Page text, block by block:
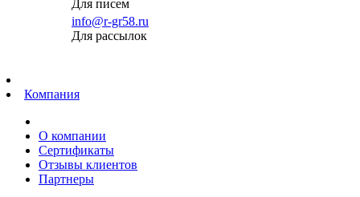
Для писем
info@r-gr58.ru
Для рассылок
Компания
О компании
Сертификаты
Отзывы клиентов
Партнеры